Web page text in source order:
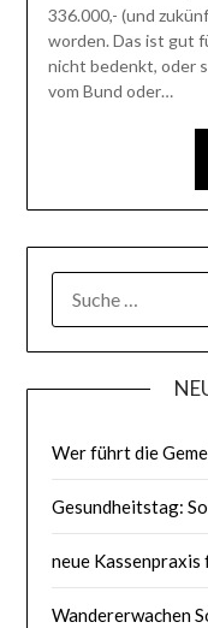
336.000,- (und
worden. Das ist gut
nicht bedenkt, oder
vom Bund oder…
Wer führt die
Gesundheitstag:
neue
Wandererwachen